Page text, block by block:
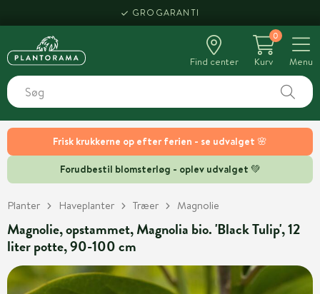
Frisk krukkerne op efter ferien - se udvalget 🌸
Forudbestil blomsterløg - oplev udvalget 💚
GROGARANTI
Find center
0
Kurv
Menu
Planter Haveplanter Træer Magnolie
Magnolie, opstammet, Magnolia bio. 'Black Tulip', 12
liter potte, 90-100 cm